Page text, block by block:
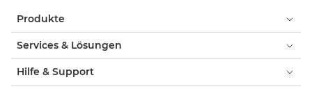
Produkte
Services & Lösungen
Hilfe & Support